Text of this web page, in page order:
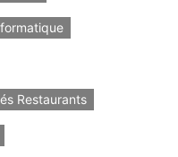
Restaurants